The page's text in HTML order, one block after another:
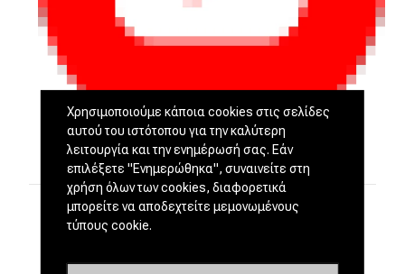
Χρησιμοποιούμε κάποια cookies στις σελίδες
αυτού του ιστότοπου για την καλύτερη
λειτουργία και την ενημέρωσή σας. Εάν
επιλέξετε "Ενημερώθηκα", συναινείτε στη
χρήση όλων των cookies, διαφορετικά
μπορείτε να αποδεχτείτε μεμονωμένους
τύπους cookie.